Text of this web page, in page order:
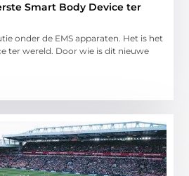
Smart Body Device ter
onder de EMS apparaten. Het is het
ter wereld. Door wie is dit nieuwe